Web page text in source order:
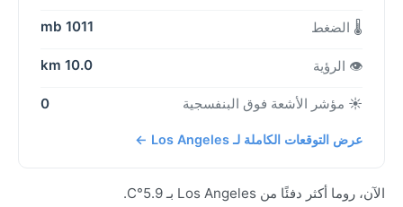
🌡️ الضغط 1011 mb
👁️ الرؤية 10.0 km
☀️ مؤشر الأشعة فوق البنفسجية 0
عرض التوقعات الكاملة لـ Los Angeles ←
الآن، روما أكثر دفئًا من Los Angeles بـ 5.9°C.